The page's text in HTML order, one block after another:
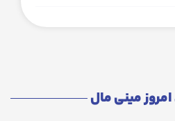
مینی مال